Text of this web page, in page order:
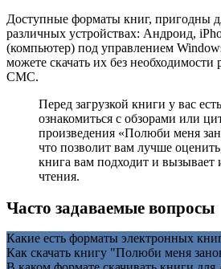
Доступные форматы книг, пригодны
различных устройствах: Андроид,
(компьютер) под управлением
можете скачать их без необходимости
СМС.
Перед загрузкой книги у вас
ознакомиться с обзорами или
произведения «Полюби меня
что позволит вам лучше
книга вам подходит и вызывает
чтения.
Часто задаваемые вопросы
Какие есть форматы электронных
Как скачать книгу "Полюби меня